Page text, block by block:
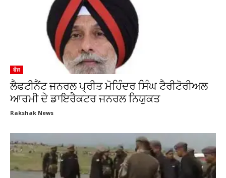
ਫੌਜ
ਲੈਫਟੀਨੈਂਟ ਜਨਰਲ ਪ੍ਰੀਤ ਮੋਹਿੰਦਰ ਸਿੰਘ ਟੈਰੀਟੋਰੀਅਲ
ਆਰਮੀ ਦੇ ਡਾਇਰੈਕਟਰ ਜਨਰਲ ਨਿਯੁਕਤ
Rakshak News